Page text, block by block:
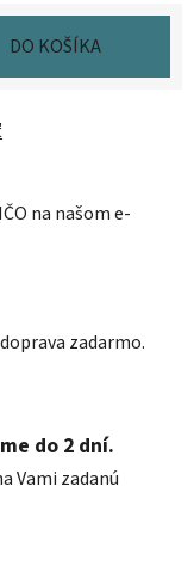
DO KOŠÍKA
na našom e-
zadarmo.
do 2 dní.
Vami zadanú